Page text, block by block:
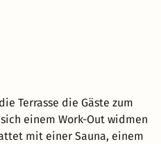
Terrasse die Gäste zum
einem Work-Out widmen
mit einer Sauna, einem